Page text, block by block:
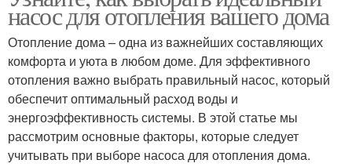
Циркуляционный насос
Насосы с мокрым
ротором
Насосы с сухим
Насосы для домашнего
насос для отопления вашего дома
Отопление дома – одна из важнейших составляющих
комфорта и уюта в любом доме. Для эффективного
отопления важно выбрать правильный насос, который
обеспечит оптимальный расход воды и
энергоэффективность системы. В этой статье мы
рассмотрим основные факторы, которые следует
учитывать при выборе насоса для отопления дома.